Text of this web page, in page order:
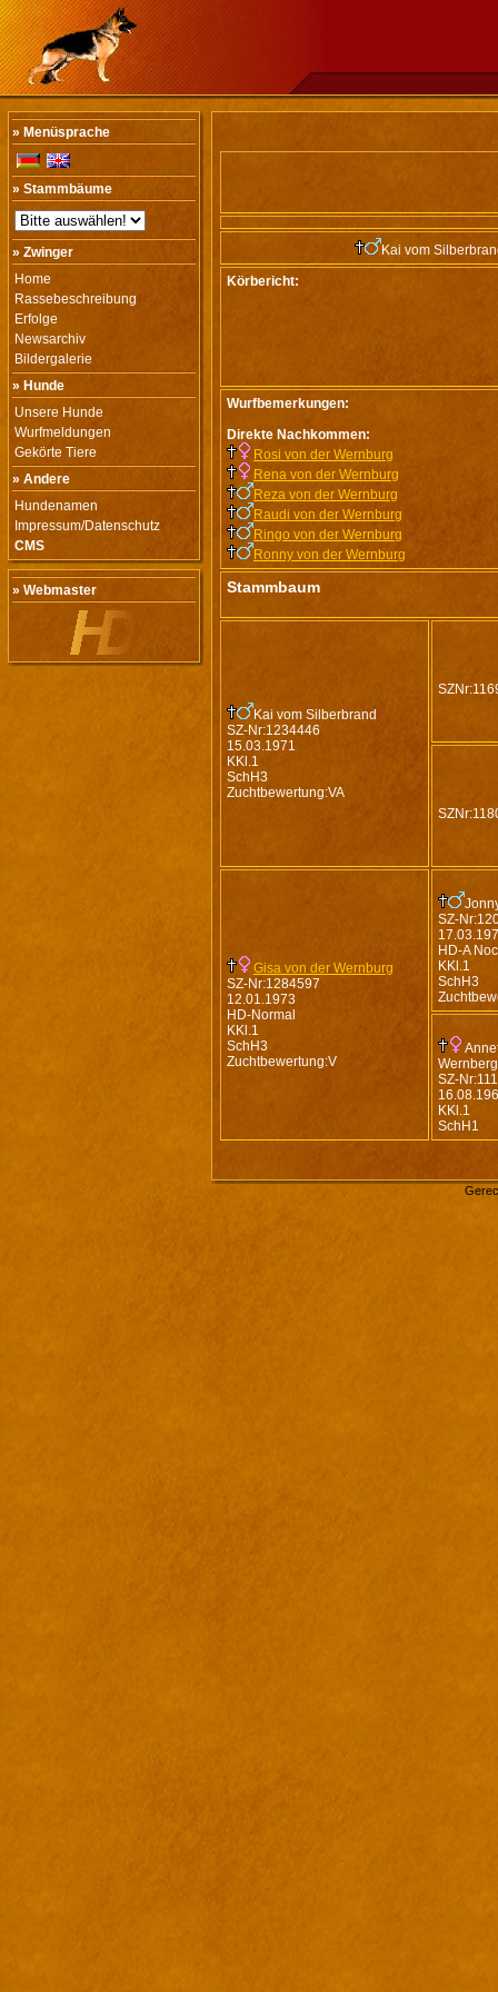
» Menüsprache
» Stammbäume
» Zwinger
Home
Rassebeschreibung
Erfolge
Newsarchiv
Bildergalerie
» Hunde
Unsere Hunde
Wurfmeldungen
Gekörte Tiere
» Andere
Hundenamen
Impressum/Datenschutz
CMS
» Webmaster
Kai vom
Körbericht:
Wurfbemerkungen:
Direkte Nachkommen:
Rosi von der Wernburg
Rena von der Wernburg
Reza von der Wernburg
Raudi von der Wernburg
Ringo von der Wernburg
Ronny von der Wernburg
Stammbaum
Kai vom Silberbrand
SZ-Nr:1234446
15.03.1971
KKl.1
SchH3
Zuchtbewertung:VA
Gisa von der Wernburg
SZ-Nr:1284597
12.01.1973
HD-Normal
KKl.1
SchH3
Zuchtbewertung:V
SZ-
HD-A
KKl.1
SchH3
Wernberg
SZ-
KKl.1
SchH1